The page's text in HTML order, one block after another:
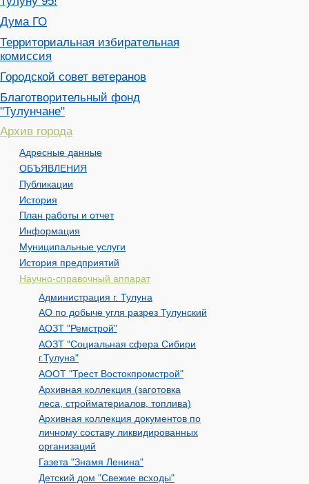
Дума ГО
Территориальная избирательная
комиссия
Городской совет ветеранов
Благотворительный фонд
"Тулунчане"
Архив города
Адресные данные
ОБЪЯВЛЕНИЯ
Публикации
История
План работы и отчет
Информация
Муниципальные услуги
История предприятий
Научно-справочный аппарат
Администрация г. Тулуна
АО по добыче угля разрез Тулунский
АОЗТ "Ремстрой"
АОЗТ "Социальная сфера Сибири
г.Тулуна"
АООТ "Трест Востокпромстрой"
Архивная коллекция (заготовка
леса, стройматериалов, топлива)
Архивная коллекция документов по
личному составу ликвидированных
организаций
Газета "Знамя Ленина"
Детский дом "Свежие всходы"